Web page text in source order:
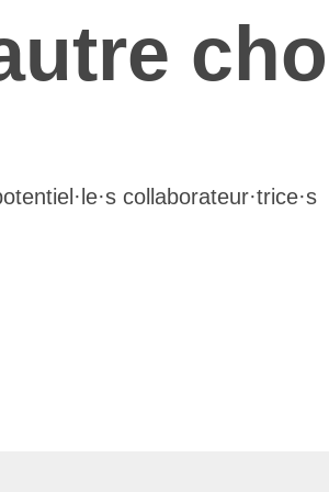
collaborateur·trice·s